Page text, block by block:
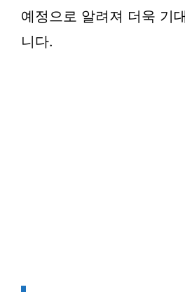
예정으로 알려져 더욱 기
니다.